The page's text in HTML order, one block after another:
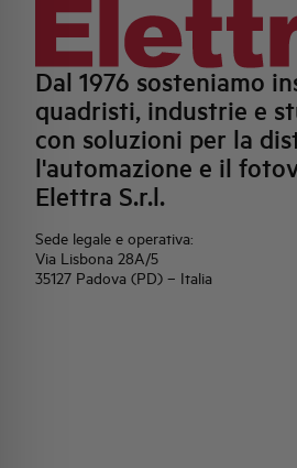
Dal 1976 sosteniamo
quadristi, industrie e
con soluzioni per la
l'automazione e il
Elettra S.r.l.
Sede legale e operativa:
Via Lisbona 28A/5
35127 Padova (PD) – Italia